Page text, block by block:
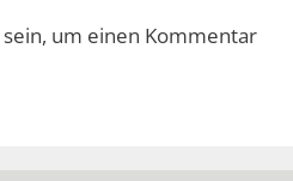
sein, um einen Kommentar